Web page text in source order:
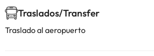
Traslados/Transfer
Traslado al aeropuerto